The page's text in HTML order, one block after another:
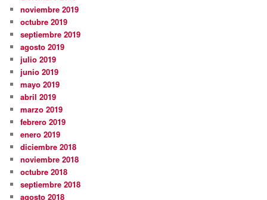
noviembre 2019
octubre 2019
septiembre 2019
agosto 2019
julio 2019
junio 2019
mayo 2019
abril 2019
marzo 2019
febrero 2019
enero 2019
diciembre 2018
noviembre 2018
octubre 2018
septiembre 2018
agosto 2018